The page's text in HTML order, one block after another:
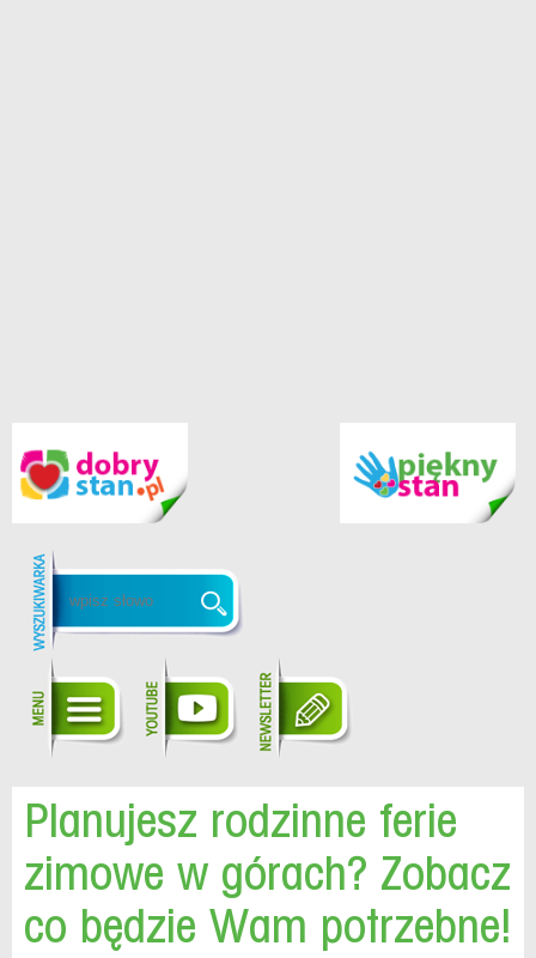
Planujesz rodzinne ferie
zimowe w górach? Zobacz
co będzie Wam potrzebne!